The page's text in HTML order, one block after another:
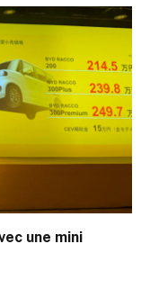
une mini